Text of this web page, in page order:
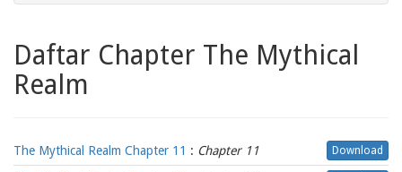
Daftar Chapter The Mythical
Realm
The Mythical Realm Chapter 11 : Chapter 11 Download